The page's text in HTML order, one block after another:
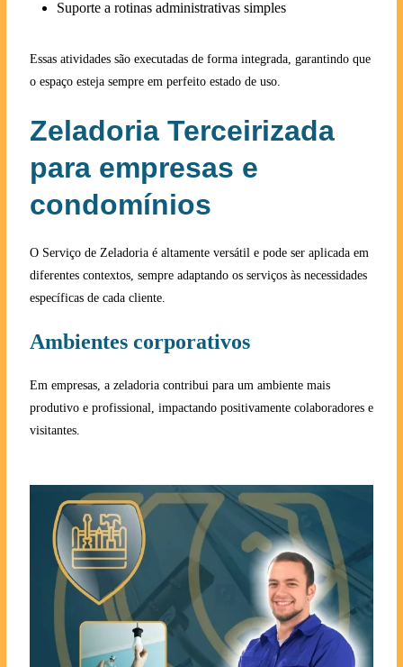
Suporte a rotinas administrativas simples
Essas atividades são executadas de forma integrada, garantindo que
o espaço esteja sempre em perfeito estado de uso.
Zeladoria Terceirizada
para empresas e
condomínios
O Serviço de Zeladoria é altamente versátil e pode ser aplicada em
diferentes contextos, sempre adaptando os serviços às necessidades
específicas de cada cliente.
Ambientes corporativos
Em empresas, a zeladoria contribui para um ambiente mais
produtivo e profissional, impactando positivamente colaboradores e
visitantes.